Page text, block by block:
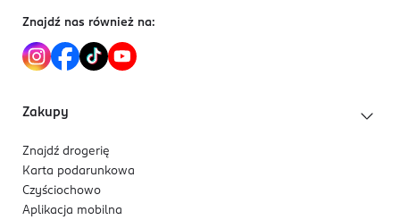
Kosmetyk inspirowany rozwiązaniami K-beauty
Produkt dostępny w kilku naturalnych
Niacynamid
sebum, optycznie zmniejsza widoczność porów i
wspiera wyrównanie kolorytu skóry. Wzmacnia
Znajdź nas również na:
Zakupy
Znajdź drogerię
Karta podarunkowa
Czyściochowo
Aplikacja mobilna